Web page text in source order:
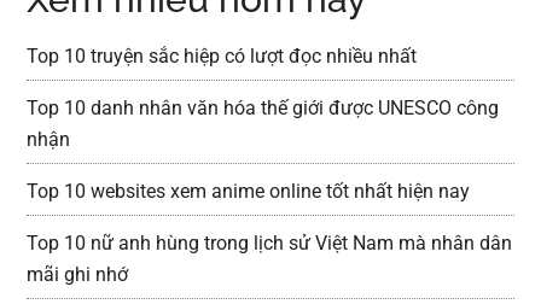
Top 10 truyện sắc hiệp có lượt đọc nhiều nhất
Top 10 danh nhân văn hóa thế giới được UNESCO công
nhận
Top 10 websites xem anime online tốt nhất hiện nay
Top 10 nữ anh hùng trong lịch sử Việt Nam mà nhân dân
mãi ghi nhớ